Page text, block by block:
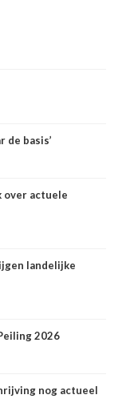
de basis’
over actuele
landelijke
2026
nog actueel